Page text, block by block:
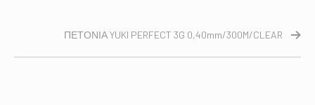
ΠΕΤΟΝΙΑ YUKI PERFECT 3G 0,40mm/300M/CLEAR